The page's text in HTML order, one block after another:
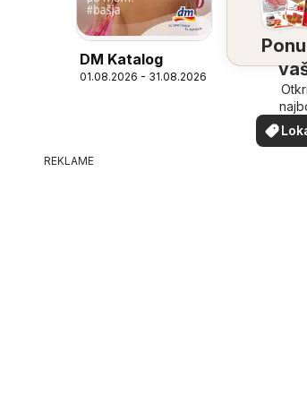
DM Katalog
01.08.2026 - 31.08.2026
vašoj
REKLAME